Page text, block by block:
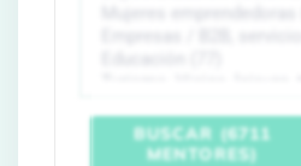
BUSCAR (6711
MENTORES)